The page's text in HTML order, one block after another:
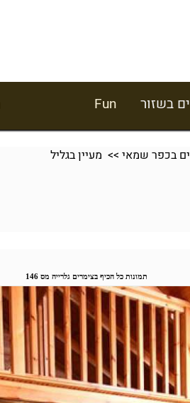
בשזור Fun
בכפר שמאי >> מעיין בגליל